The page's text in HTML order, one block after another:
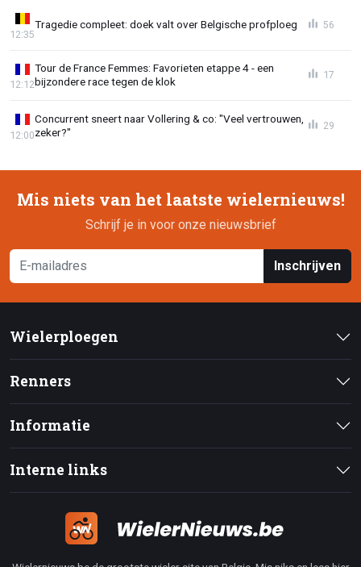
Tragedie compleet: doek valt over Belgische profploeg
12:35
56
Tour de France Femmes: Favorieten etappe 4 - een
bijzondere race tegen de klok
12:12
17
Concurrent sneert naar Vollering & co: "Veel vertrouwen,
zeker?"
12:00
29
Mis niets van het laatste wielernieuws!
Schrijf je in voor onze nieuwsbrief
Inschrijven
Wielerploegen
Renners
Informatie
Interne links